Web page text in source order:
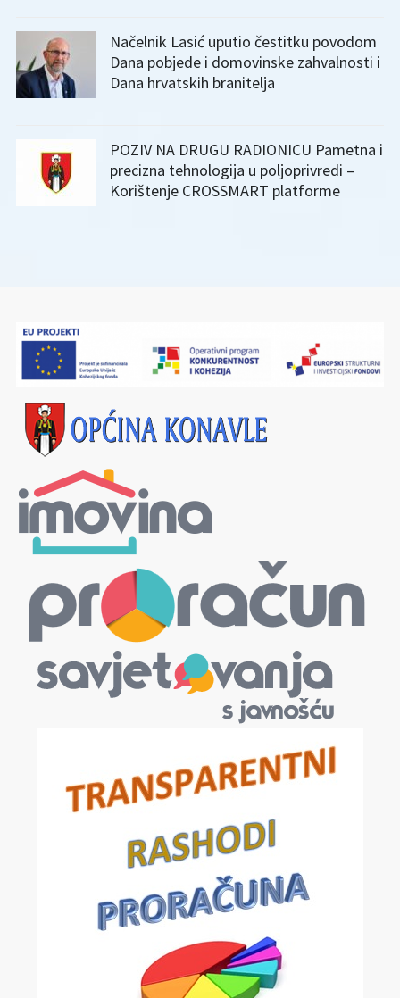
Načelnik Lasić uputio čestitku povodom
Dana pobjede i domovinske zahvalnosti i
Dana hrvatskih branitelja
POZIV NA DRUGU RADIONICU Pametna i
precizna tehnologija u poljoprivredi –
Korištenje CROSSMART platforme